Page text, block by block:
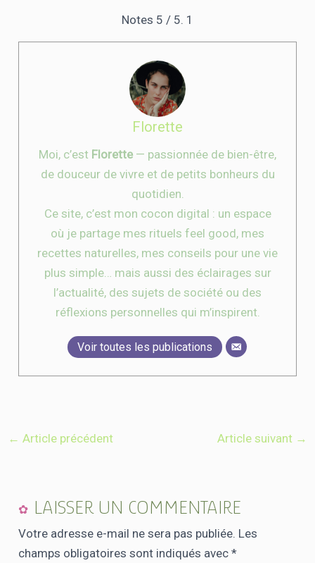
Notes 5 / 5. 1
Florette
Moi, c’est Florette — passionnée de bien-être,
de douceur de vivre et de petits bonheurs du
quotidien.
Ce site, c’est mon cocon digital : un espace
où je partage mes rituels feel good, mes
recettes naturelles, mes conseils pour une vie
plus simple… mais aussi des éclairages sur
l’actualité, des sujets de société ou des
réflexions personnelles qui m’inspirent.
Voir toutes les publications
← Article précédent Article suivant →
LAISSER UN COMMENTAIRE
Votre adresse e-mail ne sera pas publiée. Les
champs obligatoires sont indiqués avec*